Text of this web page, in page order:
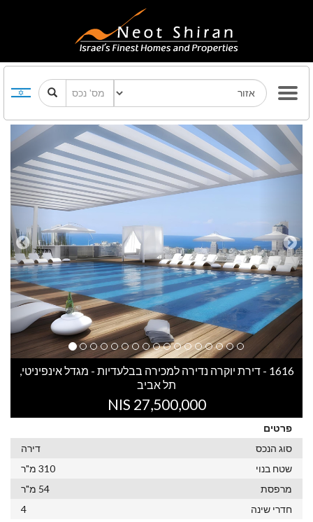
Previous Next
1616 - דירת יוקרה נדירה למכירה בבלעדיות - מגדל אינפיניטי,
תל אביב
27,500,000 NIS
פרטים
סוג הנכס
דירה
שטח בנוי
310 מ"ר
מרפסת
54 מ"ר
חדרי שינה
4